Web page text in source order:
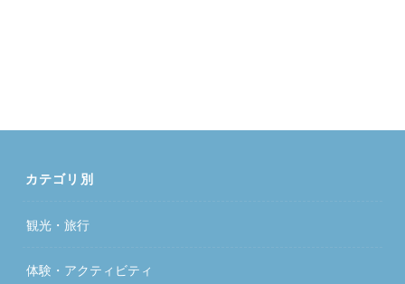
カテゴリ別
観光・旅行
体験・アクティビティ